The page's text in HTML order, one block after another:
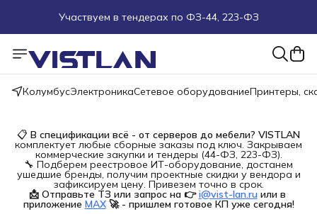
Участвуем в тендерах по ФЗ-44, 223-ФЗ
Пуско-наладочные работы
Более 100 000 позиций в наличии и под заказ
КолумбусЭлектроникаСетевое оборудованиеПринтеры,
📋 В спецификации всё - от серверов до мебели? VISTLAN
комплектует любые сборные заказы под ключ. Закрываем
коммерческие закупки и тендеры (44-ФЗ, 223-ФЗ).
🔧 Подберем реестровое ИТ-оборудование, достанем
ушедшие бренды, получим проектные скидки у вендора и
зафиксируем цену. Привезем точно в срок.
📩 Отправьте ТЗ или запрос на 👉 i@vist-lan.ru или в
приложение MAX 🚀 - пришлем готовое КП уже сегодня!